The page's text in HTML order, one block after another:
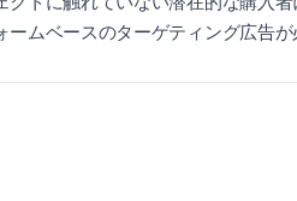
ームベースのターゲティング広告が